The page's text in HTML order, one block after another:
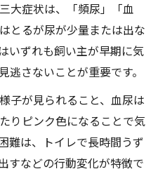
大症状は、「頻尿」「血
とるが尿が少量または出な
いずれも飼い主が早期に気
逃さないことが重要です。
子が見られること、血尿は
りピンク色になることで気
難は、トイレで長時間うず
すなどの行動変化が特徴で